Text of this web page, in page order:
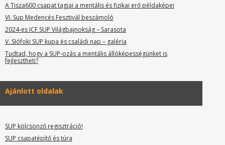
A Tisza600 csapat tagjai a mentális és fizikai erő példaképei
VI. Sup Medencés Fesztivál beszámoló
2024-es ICF SUP Világbajnokság – Sarasota
V. SIófoki SUP kupa és családi nap – galéria
Tudtad, hogy a SUP-ozás a mentális állóképességünket is
fejlesztheti?
Ajánlott oldalak
SUP kölcsönző regisztráció!
SUP csapatépítő és túra